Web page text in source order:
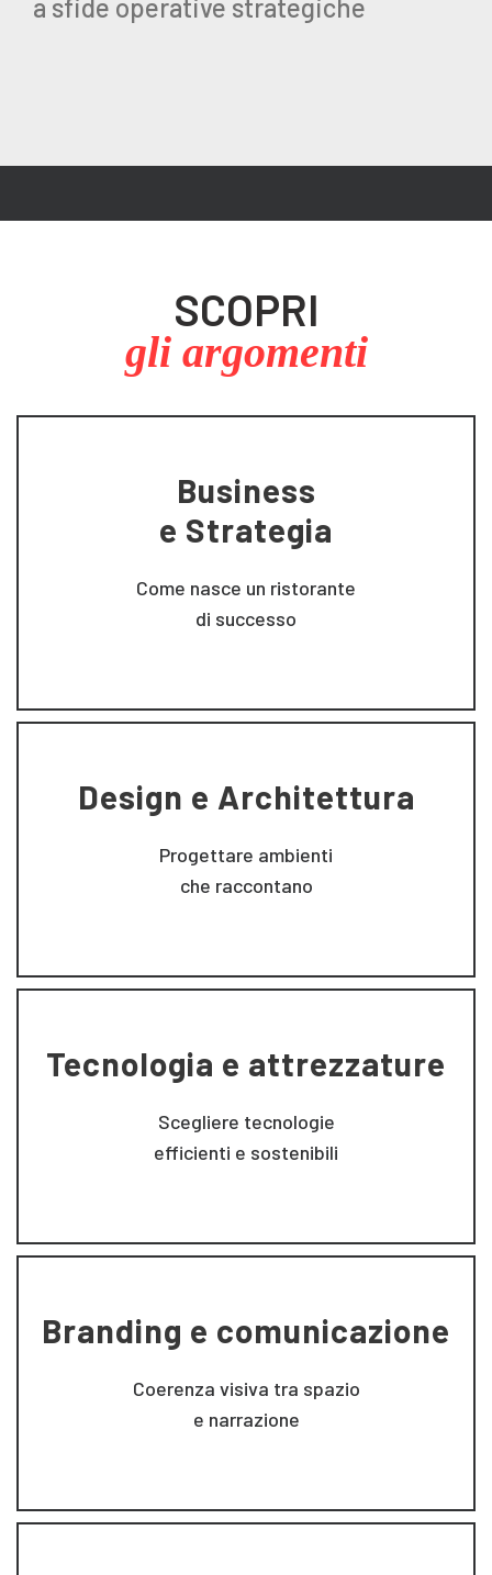
a sfide operative strategiche
SCOPRI
gli argomenti
Business
e Strategia
Come nasce un ristorante
di successo
Design e Architettura
Progettare ambienti
che raccontano
Tecnologia e attrezzature
Scegliere tecnologie
efficienti e sostenibili
Branding e comunicazione
Coerenza visiva tra spazio
e narrazione